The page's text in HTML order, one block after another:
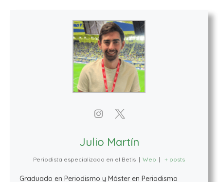
Julio Martín
Periodista especializado en el Betis | Web | + posts
Graduado en Periodismo y Máster en Periodismo